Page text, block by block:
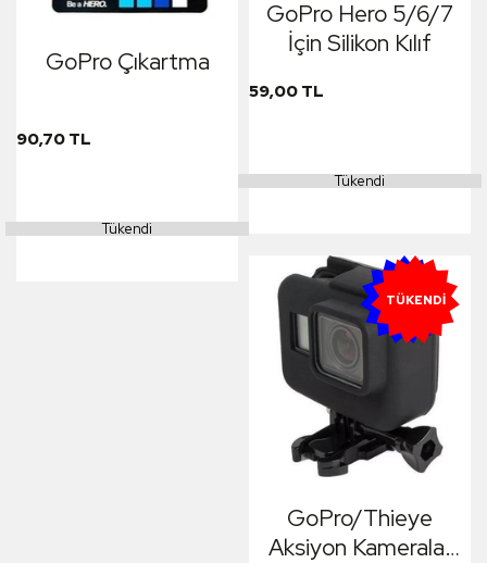
GoPro Çıkartma
90,70 TL
Tükendi
GoPro Hero 5/6/7
İçin Silikon Kılıf
59,00 TL
Tükendi
YENI
TÜKENDI
GoPro/Thieye
Aksiyon Kameralar